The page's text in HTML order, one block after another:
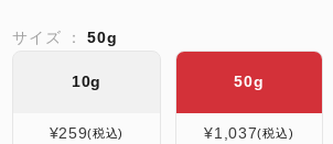
サイズ 50g
10g
¥259 税込
50g
¥1,037 税込